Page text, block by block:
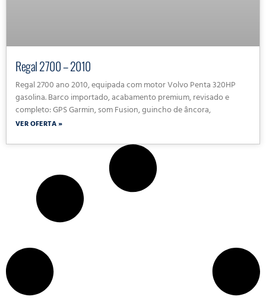
Regal 2700 – 2010
Regal 2700 ano 2010, equipada com motor Volvo Penta 320HP
gasolina. Barco importado, acabamento premium, revisado e
completo: GPS Garmin, som Fusion, guincho de âncora,
VER OFERTA »